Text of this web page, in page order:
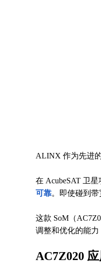
ALINX 作为先进
在 AcubeSAT 卫
可靠。即使碰到
这款 SoM（
调整和优化的能力
AC7Z020